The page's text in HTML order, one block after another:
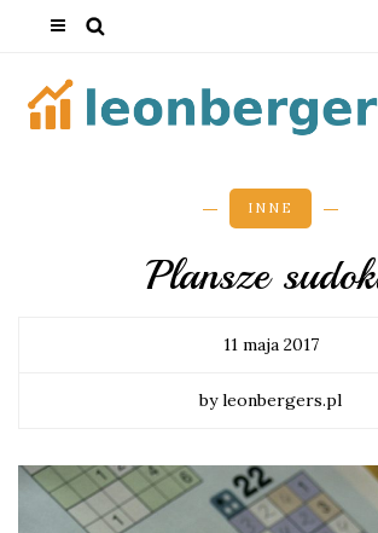
INNE
Plansze
11 maja 2017
by leonbergers.pl